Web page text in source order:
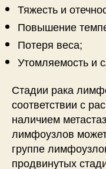
Тяжесть и
Повышение
Потеря веса;
Утомляемость и
Стадии рака
соответствии с
наличием
лимфоузлов
группе
продвинутых